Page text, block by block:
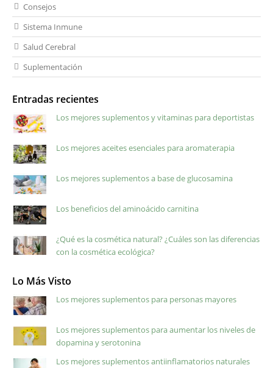
Consejos
Sistema Inmune
Salud Cerebral
Suplementación
Entradas recientes
Los mejores suplementos y vitaminas para deportistas
Los mejores aceites esenciales para aromaterapia
Los mejores suplementos a base de glucosamina
Los beneficios del aminoácido carnitina
¿Qué es la cosmética natural? ¿Cuáles son las diferencias
con la cosmética ecológica?
Lo Más Visto
Los mejores suplementos para personas mayores
Los mejores suplementos para aumentar los niveles de
dopamina y serotonina
Los mejores suplementos antiinflamatorios naturales